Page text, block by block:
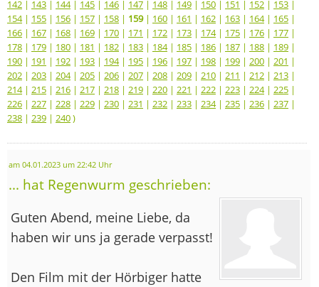
142 | 143 | 144| 145 | 146 | 147 | 148 | 149 | 150 | 151 | 152 | 153 |
154| 155 | 156 | 157 | 158 | 159| 160 | 161 | 162 | 163 | 164| 165 |
166 | 167 | 168 | 169 | 170 | 171 | 172 | 173 | 174| 175 | 176 | 177 |
178 | 179 | 180 | 181 | 182 | 183 | 184| 185 | 186 | 187 | 188 | 189 |
190 | 191 | 192 | 193 | 194| 195 | 196 | 197 | 198 | 199 | 200 | 201 |
202 | 203 | 204| 205 | 206 | 207 | 208 | 209 | 210 | 211 | 212 | 213 |
214| 215 | 216 | 217 | 218 | 219 | 220 | 221 | 222 | 223 | 224| 225 |
226 | 227 | 228 | 229 | 230 | 231 | 232 | 233 | 234| 235 | 236 | 237 |
238 | 239 | 240)
am 04.01.2023 um 22:42 Uhr
... hat Regenwurm geschrieben:
Guten Abend, meine Liebe, da
haben wir uns ja gerade verpasst!
Den Film mit der Hörbiger hatte